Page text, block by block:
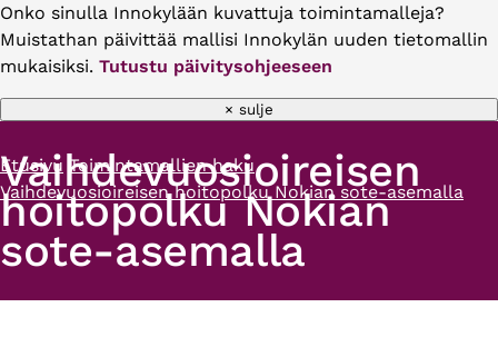
Onko sinulla Innokylään kuvattuja toimintamalleja?
Muistathan päivittää mallisi Innokylän uuden tietomallin
mukaisiksi. Tutustu päivitysohjeeseen
× sulje
Murupolku
Etusivu Toimintamallien haku
Vaihdevuosioireisen hoitopolku Nokian sote-asemalla
Vaihdevuosioireisen
hoitopolku Nokian
sote-asemalla